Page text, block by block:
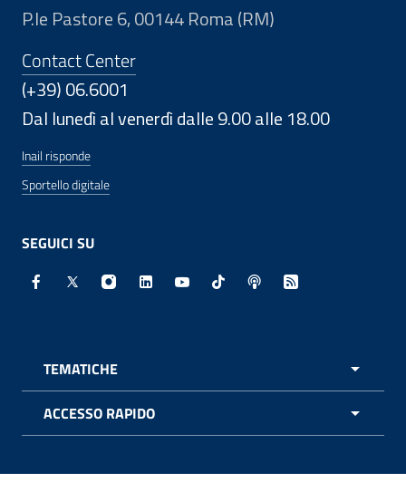
P.le Pastore 6, 00144 Roma (RM)
Contact Center
(+39) 06.6001
Dal lunedì al venerdì dalle 9.00 alle 18.00
Inail risponde
Sportello digitale
SEGUICI SU
Facebook - Sito esterno - Apertura in nuova finestra
X - Sito esterno - Apertura in nuova finestra
Instagram - Sito esterno - Apertura in
Linkedin - Sito esterno - Apertura in
Youtube - Sito esterno -
TikTok - Sito esterno -
Spreaker - Sito
Feed RSS -
TEMATICHE
ACCESSO RAPIDO